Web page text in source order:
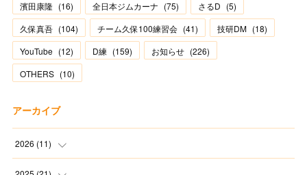
濱田康隆 (16) 全日本ジムカーナ (75) さるD (5)
久保真吾 (104) チーム久保100練習会 (41) 技研DM (18)
YouTube (12) D練 (159) お知らせ (226)
OTHERS (10)
アーカイブ
2026 (11)